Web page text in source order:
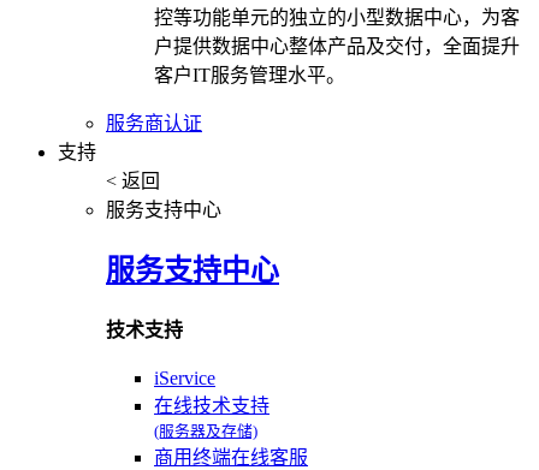
控等功能单元的独立的小型数据中心，为客
户提供数据中心整体产品及交付，全面提升
客户IT服务管理水平。
服务商认证
支持
< 返回
服务支持中心
服务支持中心
技术支持
iService
在线技术支持
(服务器及存储)
商用终端在线客服